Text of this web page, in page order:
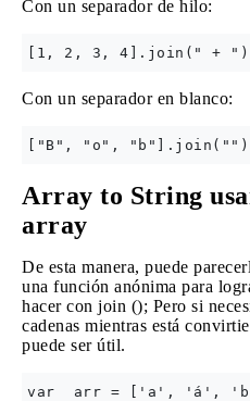
Con un separador de hilo:
Con un separador en blanco:
Array to String
array
De esta manera, puede
una función anónima para
hacer con join (); Pero si
cadenas mientras está
puede ser útil.
var  arr = ['a', 'á',